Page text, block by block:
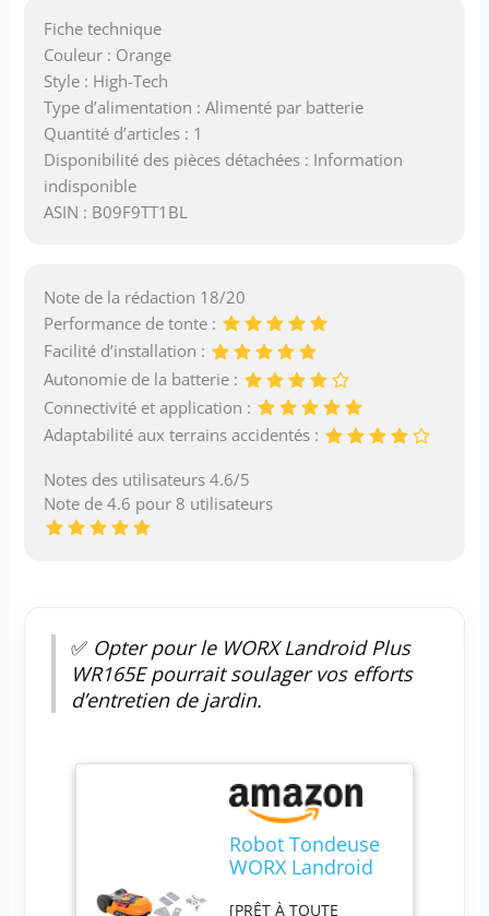
Fiche technique
Couleur : Orange
Style : High-Tech
Type d’alimentation : Alimenté par batterie
Quantité d’articles : 1
Disponibilité des pièces détachées : Information
indisponible
ASIN : B09F9TT1BL
Note de la rédaction 18/20
Performance de tonte :
Facilité d’installation :
Autonomie de la batterie :
Connectivité et application :
Adaptabilité aux terrains accidentés :
Notes des utilisateurs 4.6/5
Note de 4.6 pour 8 utilisateurs
✅ Opter pour le WORX Landroid Plus
WR165E pourrait soulager vos efforts
d’entretien de jardin.
Robot Tondeuse
WORX Landroid
[PRÊT À TOUTE